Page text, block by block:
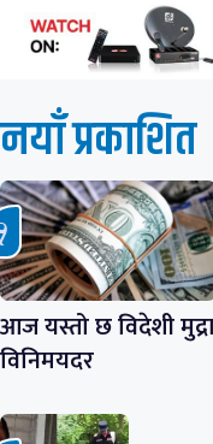
नयाँ प्रकाशित
आज यस्तो छ विदेशी
विनिमयदर